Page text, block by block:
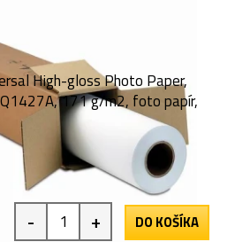
High-gloss Photo Paper,
171 g/m2, foto papír,
- + DO KOŠÍKA